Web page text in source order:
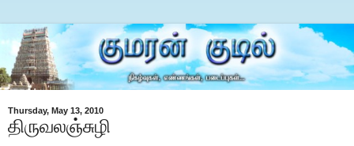
Thursday, May 13, 2010
திருவலஞ்சுழி